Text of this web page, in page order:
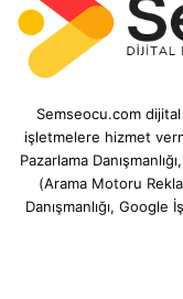
Semseocu.com
işletmelere hizmet
Pazarlama
(Arama Motoru
Danışmanlığı,